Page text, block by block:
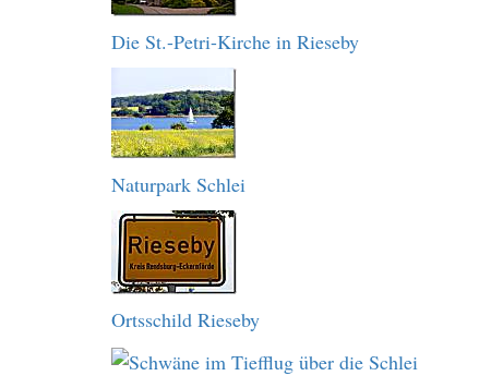
Die St.-Petri-Kirche in Rieseby
Naturpark Schlei
Ortsschild Rieseby